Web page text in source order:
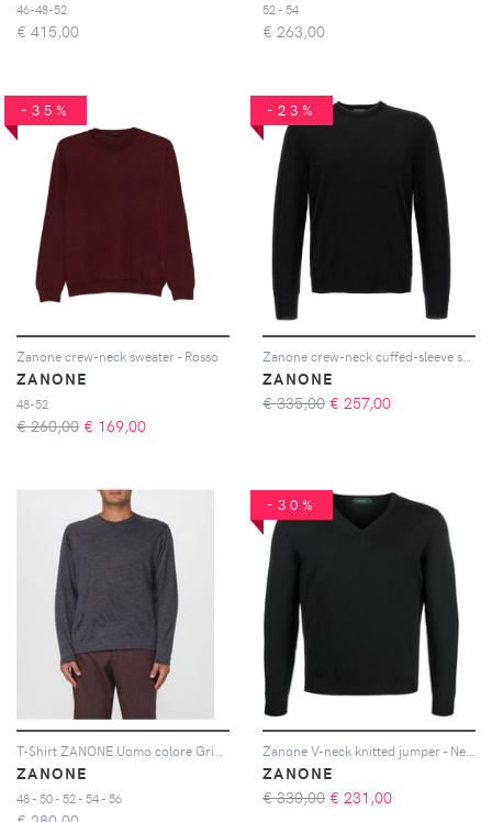
46-48-52
€ 415,00
52 - 54
€ 263,00
-35%
Zanone crew-neck sweater - Rosso
ZANONE
48-52
€ 260,00 € 169,00
-23%
ZANONE
€ 335,00 € 257,00
ZANONE
48 - 50 - 52 - 54 - 56
-30%
ZANONE
€ 330,00 € 231,00